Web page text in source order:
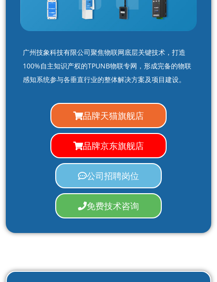
广州技象科技有限公司聚焦物联网底层关键技术，打造
100%自主知识产权的TPUNB物联专网，形成完备的物联
感知系统参与各垂直行业的整体解决方案及项目建设。
品牌天猫旗舰店
品牌京东旗舰店
公司招聘岗位
免费技术咨询